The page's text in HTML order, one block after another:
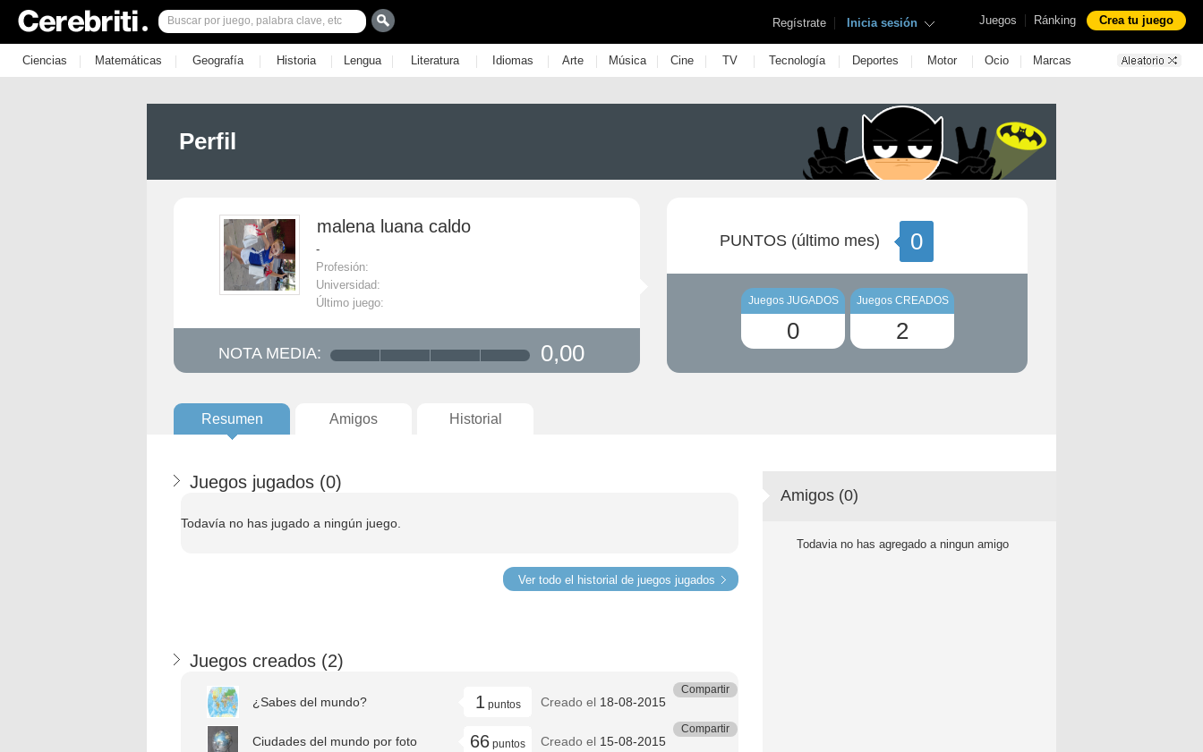
Juegos | Ránking Crea tu juego
Regístrate | Inicia sesión
Ciencias | Matemáticas | Geografía | Historia | Lengua | Literatura | Idiomas | Arte | Música | Cine | TV | Tecnología | Deportes | Motor | Ocio | Marcas
Perfil
malena luana caldo
-
Profesión:
Universidad:
Último juego:
NOTA MEDIA: 0,00
PUNTOS (último mes) 0
Juegos JUGADOS
0
Juegos CREADOS
2
Resumen Amigos Historial
Juegos jugados (0)
Todavía no has jugado a ningún juego.
Ver todo el historial de juegos jugados
Juegos creados (2)
¿Sabes del mundo? 1puntos Creado el 18-08-2015
Compartir
Ciudades del mundo por foto 66 puntos Creado el 15-08-2015
Compartir
Amigos (0)
Todavia no has agregado a ningun amigo